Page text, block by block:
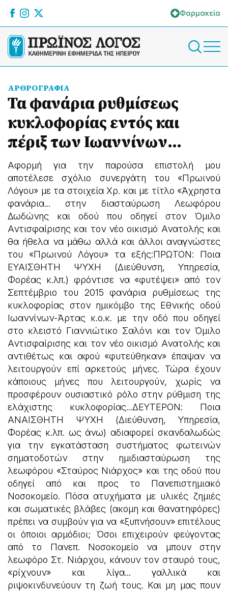
Φαρμακεία
ΑΡΘΡΟΓΡΑΦΙΑ
Τα φανάρια ρυθμίσεως
κυκλοφορίας εντός και
πέριξ των Ιωαννίνων...
Αφορμή για την παρούσα επιστολή μου
αποτέλεσε σχόλιο συνεργάτη του «Πρωινού
Λόγου» με τα στοιχεία Χρ. και με τίτλο «Άχρηστα
φανάρια... στην διασταύρωση Λεωφόρου
Δωδώνης και οδού που οδηγεί στον Όμιλο
Αντισφαίρισης και τον νέο οικισμό Ανατολής και
θα ήθελα να μάθω αλλά και άλλοι αναγνώστες
του «Πρωινού Λόγου» τα εξής:ΠΡΩΤΟΝ: Ποια
ΕΥΑΙΣΘΗΤΗ ΨΥΧΗ (Διεύθυνση, Υπηρεσία,
Φορέας κ.λπ.) φρόντισε να «φυτέψει» από τον
Σεπτέμβριο του 2015 φανάρια ρυθμίσεως της
κυκλοφορίας στον ημικόμβο της Εθνικής οδού
Ιωαννίνων-Άρτας κ.ο.κ. με την οδό που οδηγεί
στο κλειστό Γιαννιώτικο Σαλόνι και τον Όμιλο
Αντισφαίρισης και τον νέο οικισμό Ανατολής και
αντιθέτως και αφού «φυτεύθηκαν» έπαψαν να
λειτουργούν επί αρκετούς μήνες. Τώρα έχουν
κάποιους μήνες που λειτουργούν, χωρίς να
προσφέρουν ουσιαστικό ρόλο στην ρύθμιση της
ελάχιστης κυκλοφορίας...ΔΕΥΤΕΡΟΝ: Ποια
ΑΝΑΙΣΘΗΤΗ ΨΥΧΗ (Διεύθυνση, Υπηρεσία,
Φορέας κ.λπ. ως άνω) αδιαφορεί σκανδαλωδώς
για την εγκατάσταση συστήματος φωτεινών
σηματοδοτών στην ημιδιασταύρωση της
λεωφόρου «Σταύρος Νιάρχος» και της οδού που
οδηγεί από και προς το Πανεπιστημιακό
Νοσοκομείο. Πόσα ατυχήματα με υλικές ζημιές
και σωματικές βλάβες (ακομη και θανατηφόρες)
πρέπει να συμβούν για να «ξυπνήσουν» επιτέλους
οι όποιοι αρμόδιοι; Όσοι επιχειρούν φεύγοντας
από το Πανεπ. Νοσοκομείο να μπουν στην
λεωφόρο Στ. Νιάρχου, κάνουν τον σταυρό τους,
«ρίχνουν» και λίγα... γαλλικά και
ριψοκινδυνεύουν τη ζωή τους. Και μη μας πουν